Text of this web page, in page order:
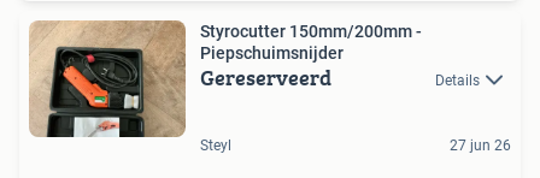
Styrocutter 150mm/200mm -
Piepschuimsnijder
Gereserveerd Details
Steyl 27 jun 26